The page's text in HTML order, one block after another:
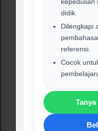
Mendalam
Rp58.500
Produk ini
pembelajaran
struktur,
peran virus,